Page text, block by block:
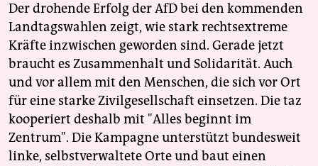
Der drohende Erfolg der AfD bei den kommenden
Landtagswahlen zeigt, wie stark rechtsextreme
Kräfte inzwischen geworden sind. Gerade jetzt
braucht es Zusammenhalt und Solidarität. Auch
und vor allem mit den Menschen, die sich vor Ort
für eine starke Zivilgesellschaft einsetzen. Die taz
kooperiert deshalb mit "Alles beginnt im
Zentrum". Die Kampagne unterstützt bundesweit
linke, selbstverwaltete Orte und baut einen